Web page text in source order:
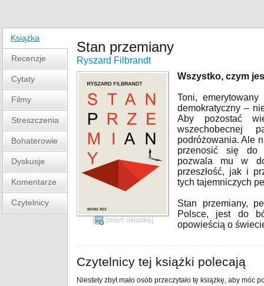
Książka
Recenzje
Cytaty
Filmy
Streszczenia
Bohaterowie
Dyskusje
Komentarze
Czytelnicy
Stan przemiany
Ryszard Filbrandt
[ zmień okładkę]
Wszystko, czym
Toni,
demokratyczny –
Aby pozostać
wszechobecnej
podróżowania. Ale
przenosić się do
pozwala mu w
przeszłość, jak i
tych tajemniczych
Stan przemiany,
Polsce, jest do
opowieścią o
Czytelnicy tej książki polecają
Niestety zbyt mało osób przeczytało tę książkę, aby móc